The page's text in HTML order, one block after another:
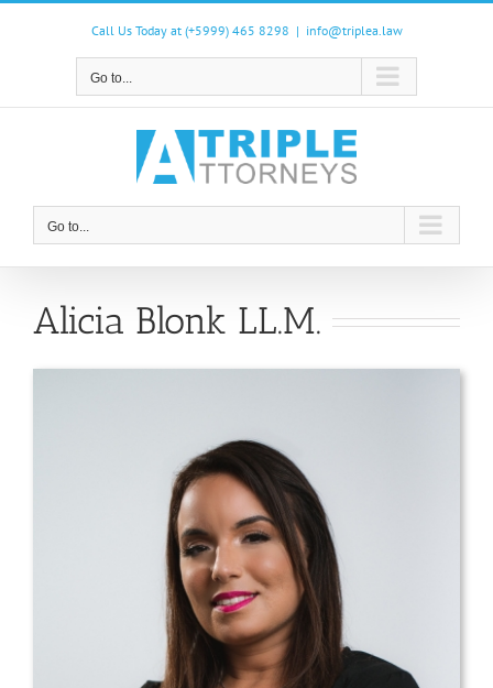
Skip
Call Us Today at (+5999) 465 8298 | info@triplea.law
Go to...
Go to...
Alicia Blonk LL.M.